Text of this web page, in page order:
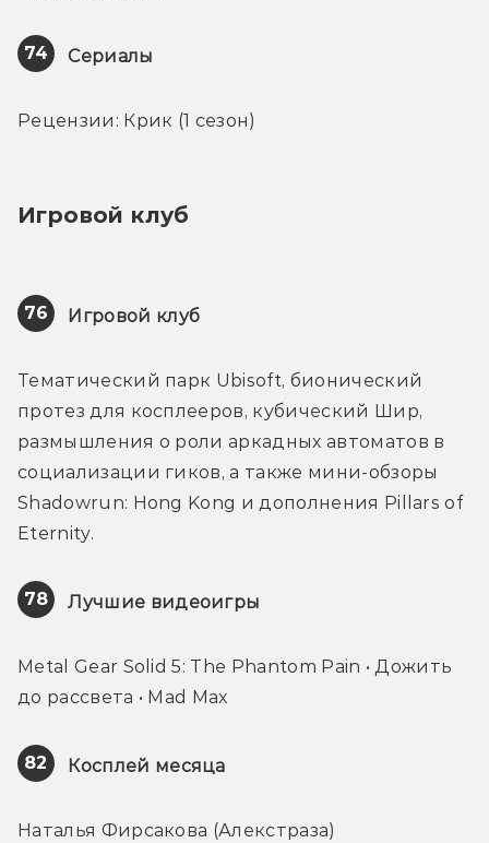
74 Сериалы
Рецензии: Крик (1 сезон)
Игровой клуб
76 Игровой клуб
Тематический парк Ubisoft, бионический
протез для косплееров, кубический Шир,
размышления о роли аркадных автоматов в
социализации гиков, а также мини-обзоры
Shadowrun: Hong Kong и дополнения Pillars of
Eternity.
78 Лучшие видеоигры
Metal Gear Solid 5: The Phantom Pain • Дожить
до рассвета • Mad Max
82 Косплей месяца
Наталья Фирсакова (Алекстраза)